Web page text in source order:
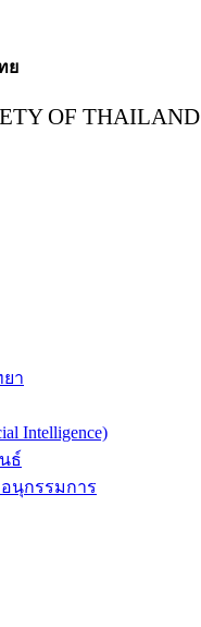
ย
OF THAILAND
า
Intelligence)
ธ์
นุกรรมการ